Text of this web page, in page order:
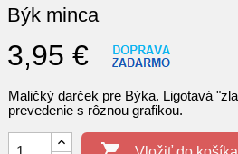
Býk minca
3,95 €
Maličký darček pre Býka. Ligotavá
prevedenie s rôznou grafikou.